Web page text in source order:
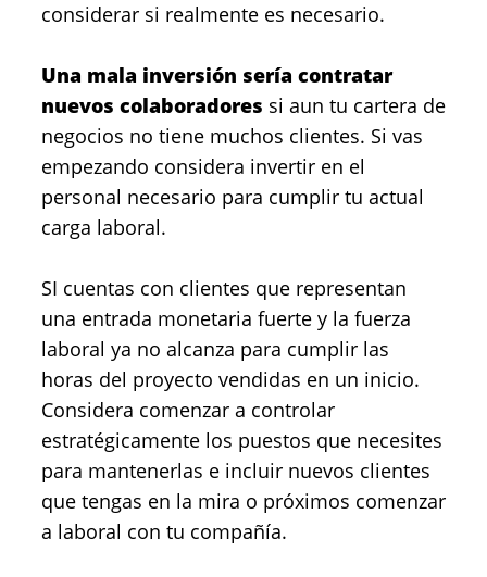
considerar si realmente es necesario.
Una mala inversión sería contratar
nuevos colaboradores si aun tu cartera de
negocios no tiene muchos clientes. Si vas
empezando considera invertir en el
personal necesario para cumplir tu actual
carga laboral.
SI cuentas con clientes que representan
una entrada monetaria fuerte y la fuerza
laboral ya no alcanza para cumplir las
horas del proyecto vendidas en un inicio.
Considera comenzar a controlar
estratégicamente los puestos que necesites
para mantenerlas e incluir nuevos clientes
que tengas en la mira o próximos comenzar
a laboral con tu compañía.